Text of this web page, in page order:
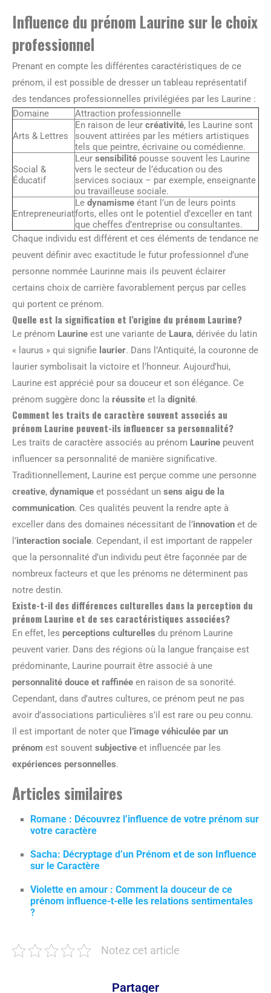
Influence du prénom Laurine sur le choix
professionnel
Prenant en compte les différentes caractéristiques de ce
prénom, il est possible de dresser un tableau représentatif
des tendances professionnelles privilégiées par les Laurine :
Domaine
Attraction professionnelle
Arts & Lettres
En raison de leur créativité, les Laurine sont
souvent attirées par les métiers artistiques
tels que peintre, écrivaine ou comédienne.
Social &
Éducatif
Leur sensibilité pousse souvent les Laurine
vers le secteur de l’éducation ou des
services sociaux – par exemple, enseignante
ou travailleuse sociale.
Entrepreneuriat
Le dynamisme étant l’un de leurs points
forts, elles ont le potentiel d’exceller en tant
que cheffes d’entreprise ou consultantes.
Chaque individu est différent et ces éléments de tendance ne
peuvent définir avec exactitude le futur professionnel d’une
personne nommée Laurinne mais ils peuvent éclairer
certains choix de carrière favorablement perçus par celles
qui portent ce prénom.
Quelle est la signification et l’origine du prénom Laurine?
Le prénom Laurine est une variante de Laura, dérivée du latin
« laurus » qui signifie laurier. Dans l’Antiquité, la couronne de
laurier symbolisait la victoire et l’honneur. Aujourd’hui,
Laurine est apprécié pour sa douceur et son élégance. Ce
prénom suggère donc la réussite et la dignité.
Comment les traits de caractère souvent associés au
prénom Laurine peuvent-ils influencer sa personnalité?
Les traits de caractère associés au prénom Laurine peuvent
influencer sa personnalité de manière significative.
Traditionnellement, Laurine est perçue comme une personne
creative, dynamique et possédant un sens aigu de la
communication. Ces qualités peuvent la rendre apte à
exceller dans des domaines nécessitant de l’innovation et de
l’interaction sociale. Cependant, il est important de rappeler
que la personnalité d’un individu peut être façonnée par de
nombreux facteurs et que les prénoms ne déterminent pas
notre destin.
Existe-t-il des différences culturelles dans la perception du
prénom Laurine et de ses caractéristiques associées?
En effet, les perceptions culturelles du prénom Laurine
peuvent varier. Dans des régions où la langue française est
prédominante, Laurine pourrait être associé à une
personnalité douce et raffinée en raison de sa sonorité.
Cependant, dans d’autres cultures, ce prénom peut ne pas
avoir d’associations particulières s’il est rare ou peu connu.
Il est important de noter que l’image véhiculée par un
prénom est souvent subjective et influencée par les
expériences personnelles.
Articles similaires
Romane : Découvrez l’influence de votre prénom sur
votre caractère
Sacha: Décryptage d’un Prénom et de son Influence
sur le Caractère
Violette en amour : Comment la douceur de ce
prénom influence-t-elle les relations sentimentales
?
Notez cet article
Partager